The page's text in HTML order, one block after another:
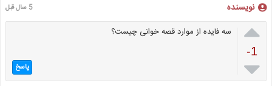
نویسنده 5 سال قبل

-1

سه فایده از موارد قصه خوانی چیست؟
پاسخ